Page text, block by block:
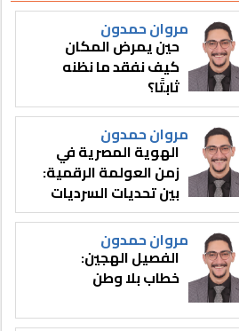
مروان حمدون
حين يمرض المكان
كيف نفقد ما نظنه
ثابتًا؟
مروان حمدون
الهوية المصرية في
زمن العولمة الرقمية:
بين تحديات السرديات
وصناعة الوعي
مروان حمدون
الفصيل الهجين:
خطاب بلا وطن